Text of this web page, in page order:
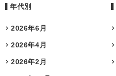
年代別
2026年6月
2026年4月
2026年2月